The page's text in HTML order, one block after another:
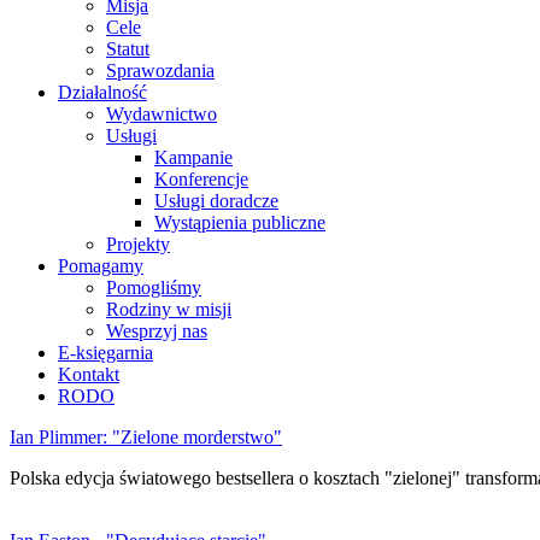
Misja
Cele
Statut
Sprawozdania
Działalność
Wydawnictwo
Usługi
Kampanie
Konferencje
Usługi doradcze
Wystąpienia publiczne
Projekty
Pomagamy
Pomogliśmy
Rodziny w misji
Wesprzyj nas
E-księgarnia
Kontakt
RODO
Ian Plimmer: "Zielone morderstwo"
Polska edycja światowego bestsellera o kosztach "zielonej"